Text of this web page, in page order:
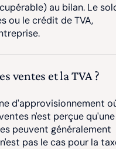
au bilan. Le
ou le crédit de TVA,
ventes et la TVA ?
d'approvisionnement
n'est perçue qu'une
peuvent généralement
pas le cas pour la